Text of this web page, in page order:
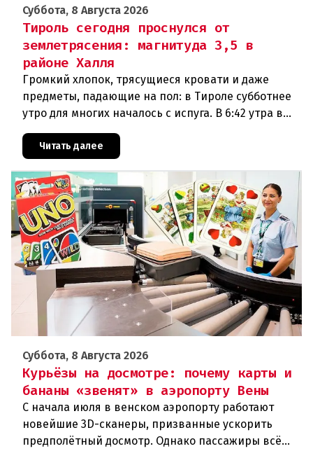
Суббота, 8 Августа 2026
Тироль сегодня проснулся от
землетрясения: магнитуда 3,5 в
районе Халля
Громкий хлопок, трясущиеся кровати и даже
предметы, падающие на пол: в Тироле субботнее
утро для многих началось с испуга. В 6:42 утра в
сейсмологовПо данны
Читать далее
Суббота, 8 Августа 2026
Курьёзы на досмотре: почему карты и
бананы «звенят» в аэропорту Вены
С начала июля в венском аэропорту работают
новейшие 3D-сканеры, призванные ускорить
предполётный досмотр. Однако пассажиры всё